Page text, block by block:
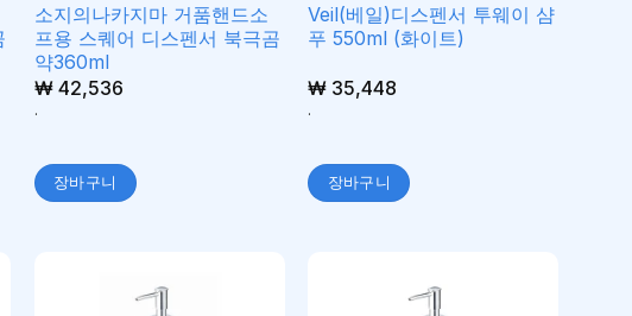
소지의나카지마 거품핸드소
프용 스퀘어 디스펜서 북극곰
약360ml
₩42,536
.
장바구니
Veil(베일)디스펜서 투웨이 샴
푸 550ml (화이트)
₩ 35,448
.
장바구니